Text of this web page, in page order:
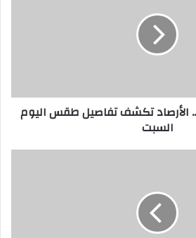
الأرصاد تكشف تفاصيل طقس اليوم
السبت